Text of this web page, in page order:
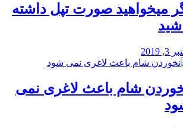
میخواهید صورت تپل داشته
3, 2019
شام باعث لاغری نمی